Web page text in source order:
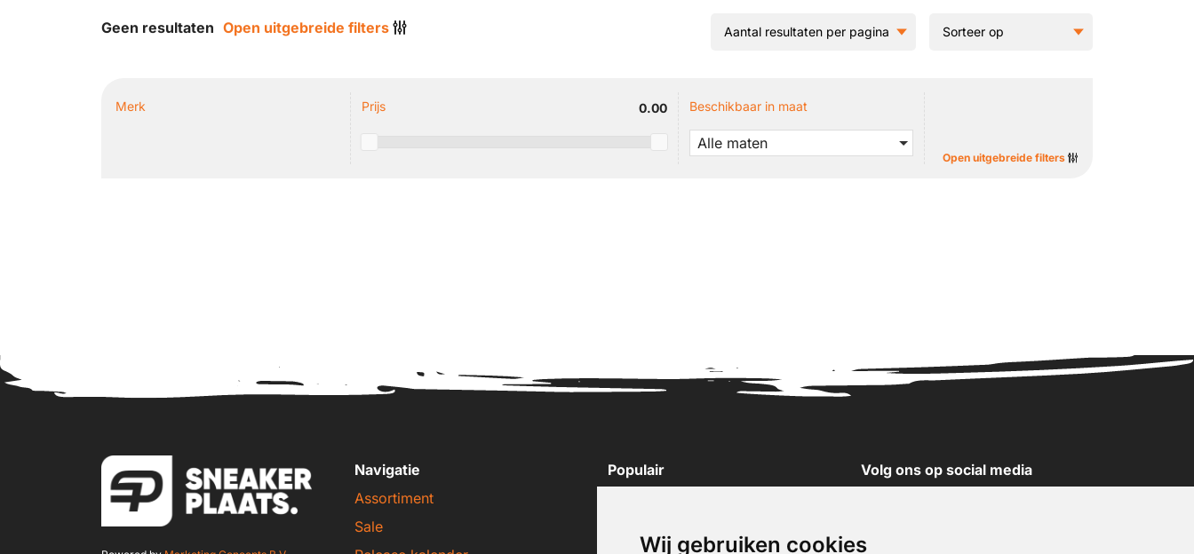
Wij gebruiken cookies
Geen resultaten Open uitgebreide filters
Merk Prijs 0.00 Beschikbaar in maat
Alle maten
Open uitgebreide filters
Navigatie
Assortiment
Sale
Populair
Volg ons op social media